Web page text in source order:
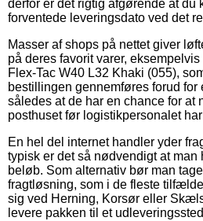
derfor er det rigtig afgørende at
forventede leveringsdato ved det
Masser af shops på nettet giver
på deres favorit varer,
Flex-Tac W40 L32 Khaki (055),
bestillingen gennemføres forud for
således at de har en chance for at
posthuset før logistikpersonalet
En hel del internet handler yder
typisk er det så nødvendigt at man
beløb. Som alternativ bør man
fragtløsning, som i de fleste
sig ved Herning, Korsør eller
levere pakken til et